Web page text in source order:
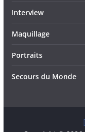
Interview
Maquillage
Portraits
Secours du Monde